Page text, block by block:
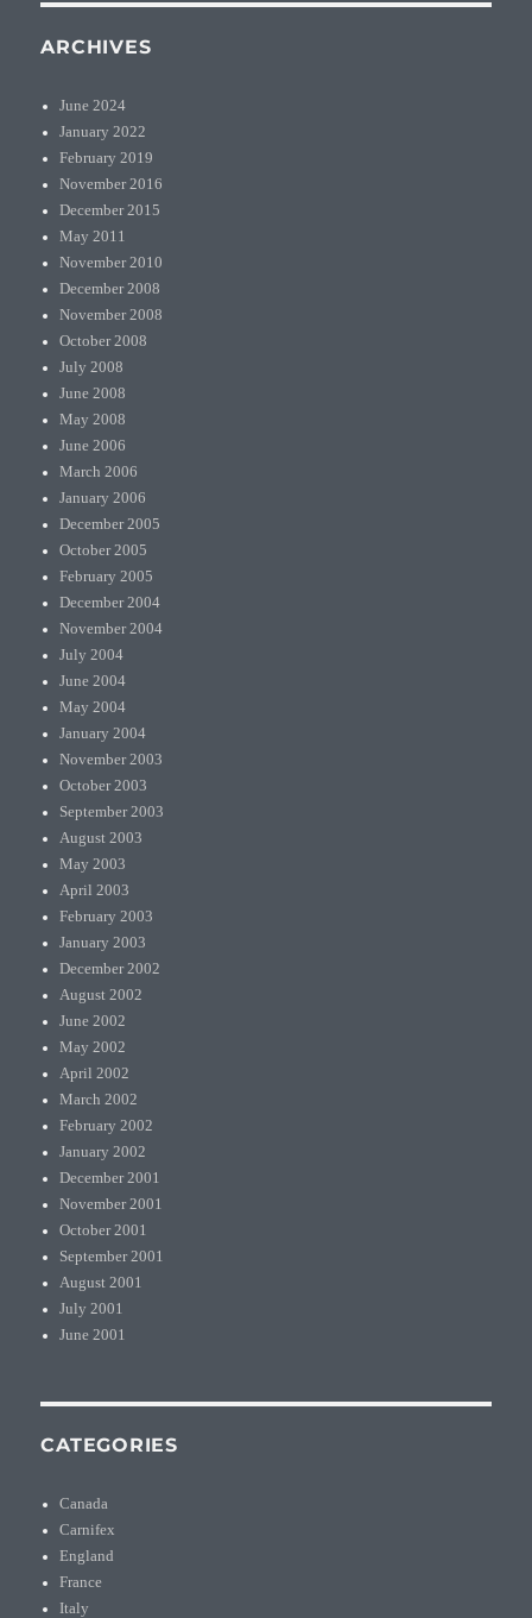
ARCHIVES
June 2024
January 2022
February 2019
November 2016
December 2015
May 2011
November 2010
December 2008
November 2008
October 2008
July 2008
June 2008
May 2008
June 2006
March 2006
January 2006
December 2005
October 2005
February 2005
December 2004
November 2004
July 2004
June 2004
May 2004
January 2004
November 2003
October 2003
September 2003
August 2003
May 2003
April 2003
February 2003
January 2003
December 2002
August 2002
June 2002
May 2002
April 2002
March 2002
February 2002
January 2002
December 2001
November 2001
October 2001
September 2001
August 2001
July 2001
June 2001
CATEGORIES
Canada
Carnifex
England
France
Italy